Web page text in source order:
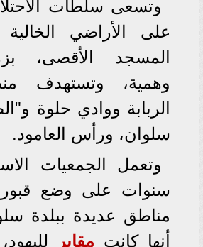
وتسعى سلطات
على الأراضي
المسجد الأقصى،
وهمية، وتستهدف
الربابة ووادي حلوة
سلوان، ورأس العامود.
وتعمل الجمعيات
سنوات على وضع
مناطق عديدة ببلدة
أنها كانت مقابر